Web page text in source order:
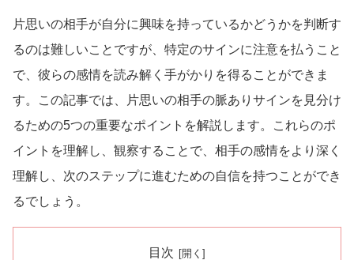
片思いの相手が自分に興味を持っているかどうかを判断す
るのは難しいことですが、特定のサインに注意を払うこと
で、彼らの感情を読み解く手がかりを得ることができま
す。この記事では、片思いの相手の脈ありサインを見分け
るための5つの重要なポイントを解説します。これらのポ
イントを理解し、観察することで、相手の感情をより深く
理解し、次のステップに進むための自信を持つことができ
るでしょう。
目次